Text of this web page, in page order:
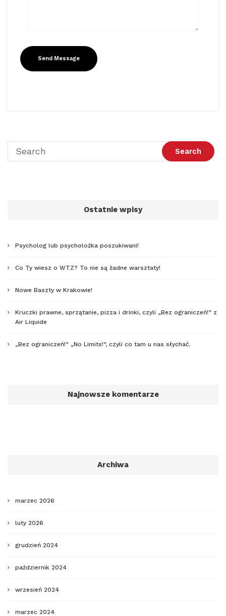
Ostatnie wpisy
Psycholog lub psycholożka poszukiwani!
Co Ty wiesz o WTZ? To nie są żadne warsztaty!
Nowe Baszty w Krakowie!
Kruczki prawne, sprzątanie, pizza i drinki, czyli „Bez ograniczeń!” z
Air Liquide
„Bez ograniczeń!” „No Limits!”, czyli co tam u nas słychać.
Najnowsze komentarze
Archiwa
marzec 2026
luty 2026
grudzień 2024
październik 2024
wrzesień 2024
marzec 2024